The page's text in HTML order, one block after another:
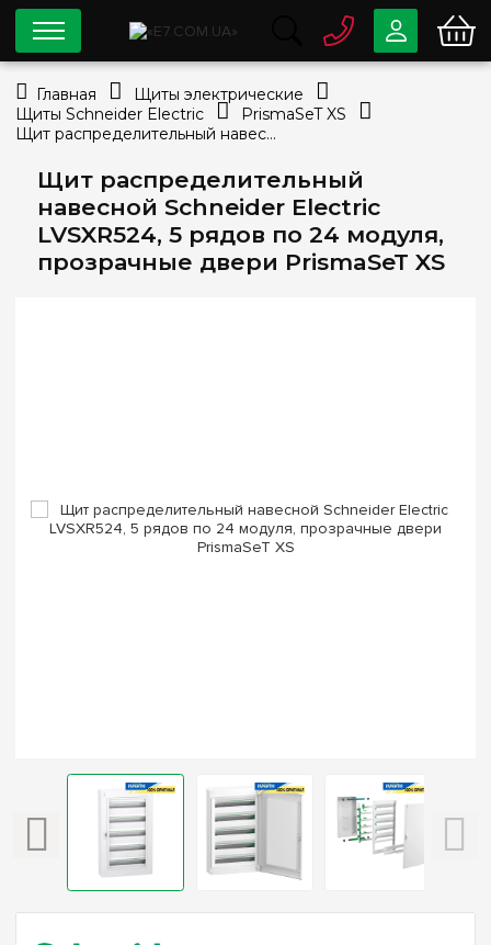
Щит распределительный
навесной Schneider Electric
LVSXR524, 5 рядов по 24 модуля,
прозрачные двери PrismaSeT XS
0 800 33-63-07
Бесплатно
info@e7.com.ua
Viber Telegram
Главная
Щиты электрические
Щиты Schneider Electric
PrismaSeT XS
Щит распределительный навесной Schneider Electric LVSXR524, 5 рядов по 24 модуля, прозрачные двери PrismaSeT XS